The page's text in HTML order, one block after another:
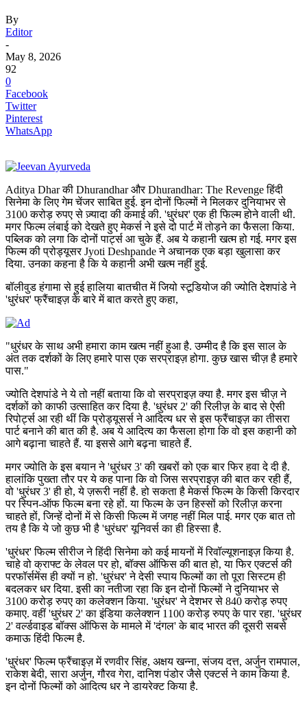
By
Editor
-
May 8, 2026
92
0
Facebook
Twitter
Pinterest
WhatsApp
Aditya Dhar की Dhurandhar और Dhurandhar: The Revenge हिंदी
सिनेमा के लिए गेम चेंजर साबित हुई. इन दोनों फिल्मों ने मिलकर दुनियाभर से
3100 करोड़ रुपए से ज़्यादा की कमाई की. 'धुरंधर' एक ही फिल्म होने वाली थी.
मगर फिल्म लंबाई को देखते हुए मेकर्स ने इसे दो पार्ट में तोड़ने का फैसला किया.
पब्लिक को लगा कि दोनों पार्ट्स आ चुके हैं. अब ये कहानी खत्म हो गई. मगर इस
फिल्म की प्रोड्यूसर Jyoti Deshpande ने अचानक एक बड़ा खुलासा कर
दिया. उनका कहना है कि ये कहानी अभी खत्म नहीं हुई.
बॉलीवुड हंगामा से हुई हालिया बातचीत में जियो स्टूडियोज की ज्योति देशपांडे ने
'धुरंधर' फ्रैंचाइज़ के बारे में बात करते हुए कहा,
"धुरंधर के साथ अभी हमारा काम खत्म नहीं हुआ है. उम्मीद है कि इस साल के
अंत तक दर्शकों के लिए हमारे पास एक सरप्राइज़ होगा. कुछ खास चीज़ है हमारे
पास."
ज्योति देशपांडे ने ये तो नहीं बताया कि वो सरप्राइज़ क्या है. मगर इस चीज़ ने
दर्शकों को काफी उत्साहित कर दिया है. 'धुरंधर 2' की रिलीज़ के बाद से ऐसी
रिपोर्ट्स आ रही थीं कि प्रोड्यूसर्स ने आदित्य धर से इस फ्रैंचाइज़ का तीसरा
पार्ट बनाने की बात की है. अब ये आदित्य का फैसला होगा कि वो इस कहानी को
आगे बढ़ाना चाहते हैं. या इससे आगे बढ़ना चाहते हैं.
मगर ज्योति के इस बयान ने 'धुरंधर 3' की खबरों को एक बार फिर हवा दे दी है.
हालांकि पुख्ता तौर पर ये कह पाना कि वो जिस सरप्राइज़ की बात कर रही हैं,
वो 'धुरंधर 3' ही हो, ये ज़रूरी नहीं है. हो सकता है मेकर्स फिल्म के किसी किरदार
पर स्पिन-ऑफ फिल्म बना रहे हों. या फिल्म के उन हिस्सों को रिलीज़ करना
चाहते हों, जिन्हें दोनों में से किसी फिल्म में जगह नहीं मिल पाई. मगर एक बात तो
तय है कि ये जो कुछ भी है 'धुरंधर' यूनिवर्स का ही हिस्सा है.
'धुरंधर' फिल्म सीरीज ने हिंदी सिनेमा को कई मायनों में रिवॉल्यूशनाइज़ किया है.
चाहे वो क्राफ्ट के लेवल पर हो, बॉक्स ऑफिस की बात हो, या फिर एक्टर्स की
परफॉर्समेंस ही क्यों न हो. 'धुरंधर' ने देसी स्पाय फिल्मों का तो पूरा सिस्टम ही
बदलकर धर दिया. इसी का नतीजा रहा कि इन दोनों फिल्मों ने दुनियाभर से
3100 करोड़ रुपए का कलेक्शन किया. 'धुरंधर' ने देशभर से 840 करोड़ रुपए
कमाए. वहीं 'धुरंधर 2' का इंडिया कलेक्शन 1100 करोड़ रुपए के पार रहा. 'धुरंधर
2' वर्ल्डवाइड बॉक्स ऑफिस के मामले में 'दंगल' के बाद भारत की दूसरी सबसे
कमाऊ हिंदी फिल्म है.
'धुरंधर' फिल्म फ्रैंचाइज़ में रणवीर सिंह, अक्षय खन्ना, संजय दत्त, अर्जुन रामपाल,
राकेश बेदी, सारा अर्जुन, गौरव गेरा, दानिश पंडोर जैसे एक्टर्स ने काम किया है.
इन दोनों फिल्मों को आदित्य धर ने डायरेक्ट किया है.